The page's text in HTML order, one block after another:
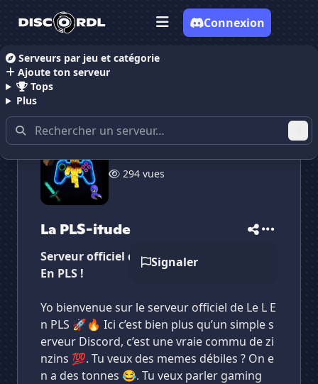
Serveurs par jeu et catégorie
Ajoute ton serveur
Tops
Plus
Connexion
Accueil Serveurs Discord Gaming
294 vues
La PLS-itude
Signaler
Serveur officiel de la chaine youtube : Le L
En PLS !
Yo bienvenue sur le serveur officiel de Le L E
n PLS 🚀🔥 Ici c’est bien plus qu’un simple s
erveur Discord, c’est une vraie commu de zi
nzins 💯. Tu veux des memes débiles ? On e
n a des tonnes 😂. Tu veux parler gaming
Es-tu sûr de vouloir supprimer ton avis de ce